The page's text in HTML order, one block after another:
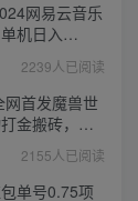
网易云音乐
机日入
5000+
2239人已阅读
网首发魔兽世
金搬砖，日
好操作，保
2155人已阅读
单号0.75项